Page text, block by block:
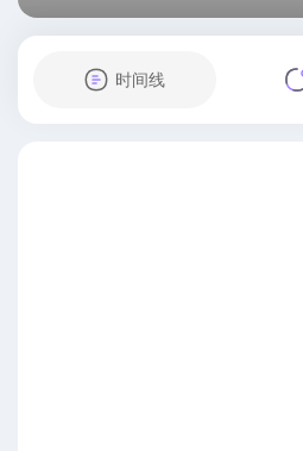
时间线